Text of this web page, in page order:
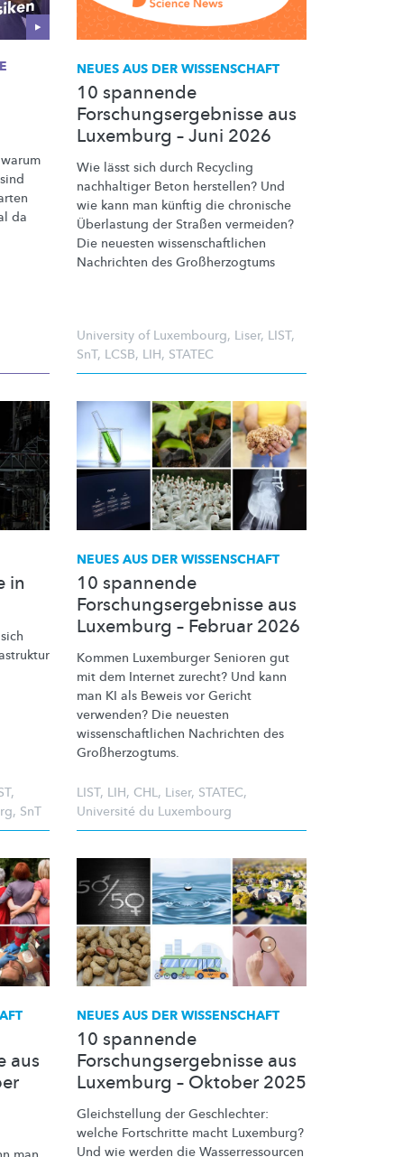
warum
da
NEUES AUS DER WISSENSCHAFT
10 spannende
Forschungsergebnisse aus
Luxemburg – Juni 2026
Wie lässt sich durch Recycling
nachhaltiger Beton herstellen? Und
wie kann man künftig die chronische
Überlastung der Straßen vermeiden?
Die neuesten wissenschaftlichen
Nachrichten des Großherzogtums
University of Luxembourg, Liser, LIST,
SnT, LCSB, LIH, STATEC
in
,
, SnT
NEUES AUS DER WISSENSCHAFT
10 spannende
Forschungsergebnisse aus
Luxemburg – Februar 2026
Kommen Luxemburger Senioren gut
mit dem Internet zurecht? Und kann
man KI als Beweis vor Gericht
verwenden? Die neuesten
wissenschaftlichen Nachrichten des
Großherzogtums.
LIST, LIH, CHL, Liser, STATEC,
Université du Luxembourg
aus
NEUES AUS DER WISSENSCHAFT
10 spannende
Forschungsergebnisse aus
Luxemburg – Oktober 2025
Gleichstellung der Geschlechter:
welche Fortschritte macht Luxemburg?
Und wie werden die Wasserressourcen